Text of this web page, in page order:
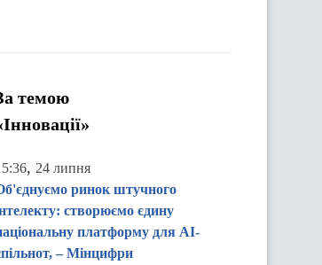
темою
, 24 липня
ринок штучного
створюємо єдину
платформу для AI-
– Мінцифри